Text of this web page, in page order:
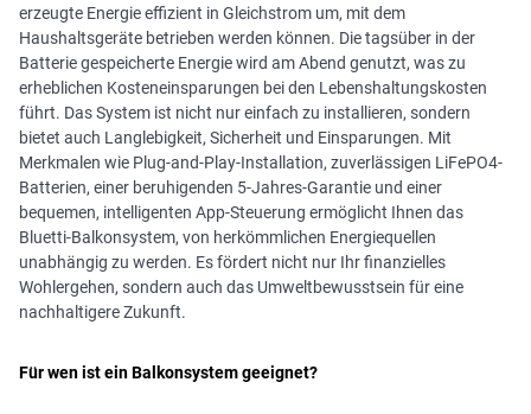
erzeugte Energie effizient in Gleichstrom um, mit dem
Haushaltsgeräte betrieben werden können. Die tagsüber in der
Batterie gespeicherte Energie wird am Abend genutzt, was zu
erheblichen Kosteneinsparungen bei den Lebenshaltungskosten
führt. Das System ist nicht nur einfach zu installieren, sondern
bietet auch Langlebigkeit, Sicherheit und Einsparungen. Mit
Merkmalen wie Plug-and-Play-Installation, zuverlässigen LiFePO4-
Batterien, einer beruhigenden 5-Jahres-Garantie und einer
bequemen, intelligenten App-Steuerung ermöglicht Ihnen das
Bluetti-Balkonsystem, von herkömmlichen Energiequellen
unabhängig zu werden. Es fördert nicht nur Ihr finanzielles
Wohlergehen, sondern auch das Umweltbewusstsein für eine
nachhaltigere Zukunft.
Für wen ist ein Balkonsystem geeignet?